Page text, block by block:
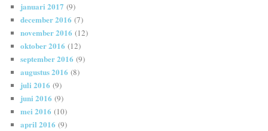
januari 2017 (9)
december 2016 (7)
november 2016 (12)
oktober 2016 (12)
september 2016 (9)
augustus 2016 (8)
juli 2016 (9)
juni 2016 (9)
mei 2016 (10)
april 2016 (9)